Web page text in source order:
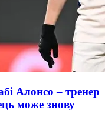
Алонсо – тренер
може знову